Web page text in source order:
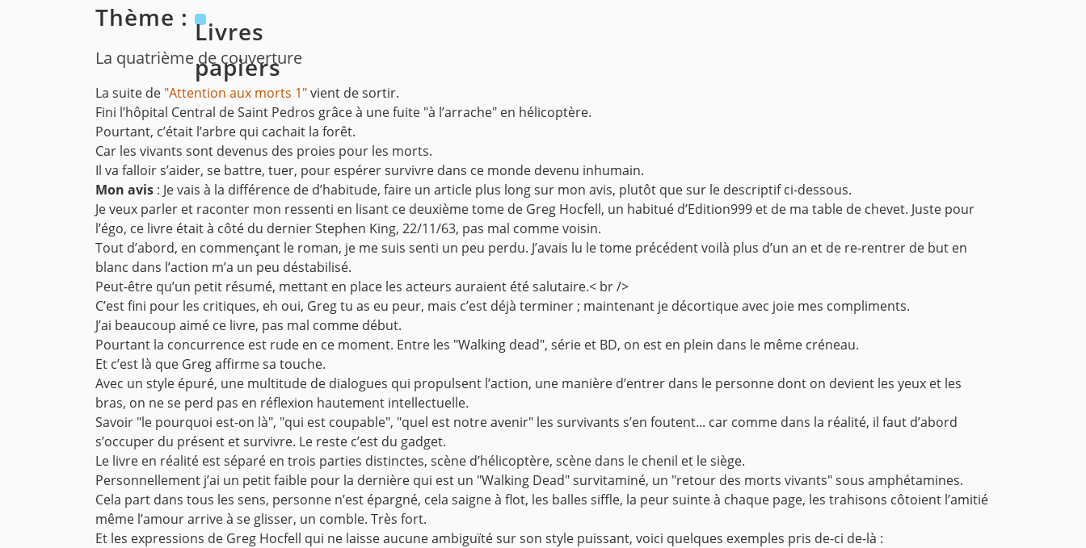
Thème : Livres
papiers
La quatrième de couverture
La suite de "Attention aux morts 1"vient de sortir.
Fini l’hôpital Central de Saint Pedros grâce à une fuite "à l’arrache" en hélicoptère.
Pourtant, c’était l’arbre qui cachait la forêt.
Car les vivants sont devenus des proies pour les morts.
Il va falloir s’aider, se battre, tuer, pour espérer survivre dans ce monde devenu inhumain.
Mon avis : Je vais à la différence de d’habitude, faire un article plus long sur mon avis, plutôt que sur le descriptif ci-dessous.
Je veux parler et raconter mon ressenti en lisant ce deuxième tome de Greg Hocfell, un habitué d’Edition999 et de ma table de chevet. Juste pour
l’égo, ce livre était à côté du dernier Stephen King, 22/11/63, pas mal comme voisin.
Tout d’abord, en commençant le roman, je me suis senti un peu perdu. J’avais lu le tome précédent voilà plus d’un an et de re-rentrer de but en
blanc dans l’action m’a un peu déstabilisé.
Peut-être qu’un petit résumé, mettant en place les acteurs auraient été salutaire.< br />
C’est fini pour les critiques, eh oui, Greg tu as eu peur, mais c’est déjà terminer ; maintenant je décortique avec joie mes compliments.
J’ai beaucoup aimé ce livre, pas mal comme début.
Pourtant la concurrence est rude en ce moment. Entre les "Walking dead", série et BD, on est en plein dans le même créneau.
Et c’est là que Greg affirme sa touche.
Avec un style épuré, une multitude de dialogues qui propulsent l’action, une manière d’entrer dans le personne dont on devient les yeux et les
bras, on ne se perd pas en réflexion hautement intellectuelle.
Savoir "le pourquoi est-on là", "qui est coupable", "quel est notre avenir" les survivants s’en foutent... car comme dans la réalité, il faut d’abord
s’occuper du présent et survivre. Le reste c’est du gadget.
Le livre en réalité est séparé en trois parties distinctes, scène d’hélicoptère, scène dans le chenil et le siège.
Personnellement j’ai un petit faible pour la dernière qui est un "Walking Dead" survitaminé, un "retour des morts vivants" sous amphétamines.
Cela part dans tous les sens, personne n’est épargné, cela saigne à flot, les balles siffle, la peur suinte à chaque page, les trahisons côtoient l’amitié
même l’amour arrive à se glisser, un comble. Très fort.
Et les expressions de Greg Hocfell qui ne laisse aucune ambiguïté sur son style puissant, voici quelques exemples pris de-ci de-là :